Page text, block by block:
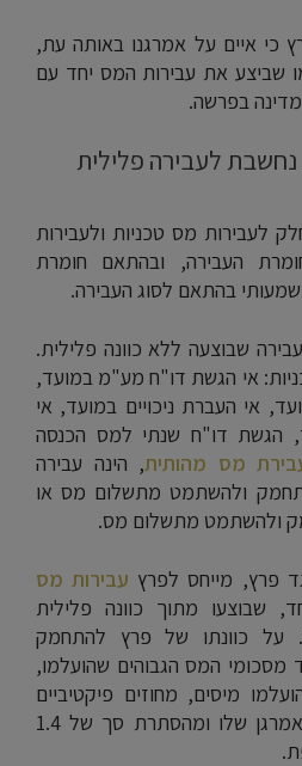
כי איים על אמרגנו באותה עת,
שביצע את עבירות המס יחד עם
בפרשה.
לעבירה פלילית
לעבירות מס טכניות ולעבירות
העבירה, ובהתאם חומרת
בהתאם לסוג העבירה.
שבוצעה ללא כוונה פלילית.
אי הגשת דו"ח מע"מ במועד,
אי העברת ניכויים במועד, אי
הגשת דו"ח שנתי למס הכנסה
מס מהותית, הינה עבירה
ולהשתמט מתשלום מס או
ולהשתמט מתשלום מס.
פרץ, מייחס לפרץ עבירות מס
שבוצעו מתוך כוונה פלילית
כוונתו של פרץ להתחמק
המס הגבוהים שהועלמו,
מיסים, מחוזים פיקטיביים
שנחתמו בין פרץ לבין האמרגן שלו ומהסתרת סך של 1.4